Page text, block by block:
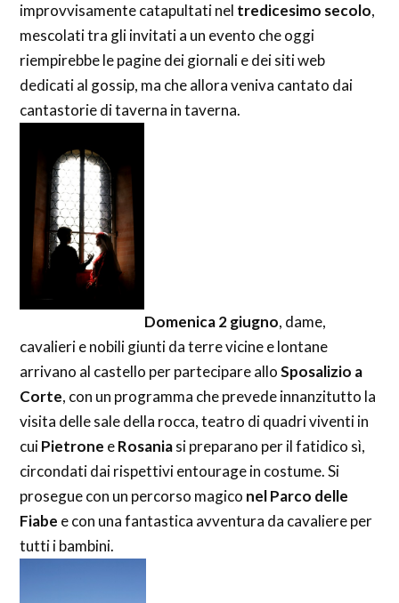
improvvisamente catapultati nel tredicesimo secolo,
mescolati tra gli invitati a un evento che oggi
riempirebbe le pagine dei giornali e dei siti web
dedicati al gossip, ma che allora veniva cantato dai
cantastorie di taverna in taverna.
Domenica 2 giugno, dame,
cavalieri e nobili giunti da terre vicine e lontane
arrivano al castello per partecipare alloSposalizio a
Corte, con un programma che prevede innanzitutto la
visita delle sale della rocca, teatro di quadri viventi in
cuiPietrone eRosaniasi preparano per il fatidico sì,
circondati dai rispettivi entourage in costume. Si
prosegue con un percorso magico nel Parco delle
Fiabe e con una fantastica avventura da cavaliere per
tutti i bambini.